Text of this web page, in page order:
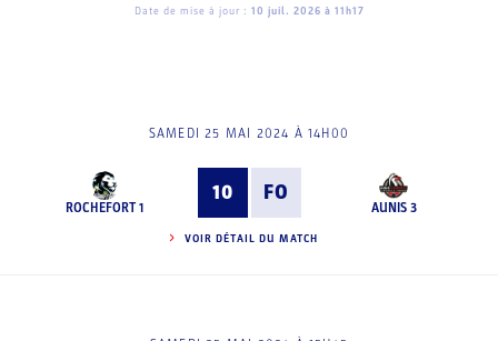
Date de mise à jour : 10 juil. 2026 à 11h17
SAMEDI 25 MAI 2024 À 14H00
ROCHEFORT 1
10 FO
AUNIS 3
VOIR DÉTAIL DU MATCH